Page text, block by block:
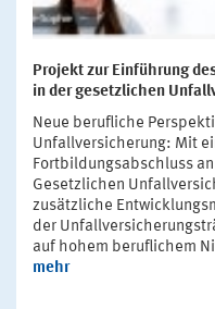
Projekt zur Einführung
in der gesetzlichen
Neue berufliche
Unfallversicherung: Mit
Fortbildungsabschluss
Gesetzlichen
zusätzliche
der
auf hohem beruflichem
mehr